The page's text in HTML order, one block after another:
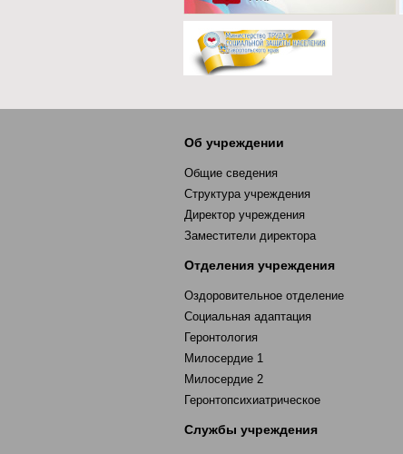
Об учреждении
Общие сведения
Структура учреждения
Директор учреждения
Заместители директора
Отделения учреждения
Оздоровительное отделение
Социальная адаптация
Геронтология
Милосердие 1
Милосердие 2
Геронтопсихиатрическое
Службы учреждения